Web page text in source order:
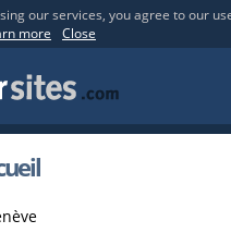
our services, you agree to our
more Close